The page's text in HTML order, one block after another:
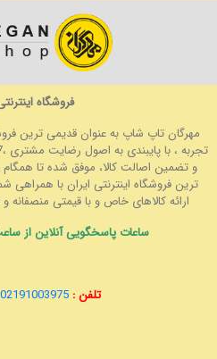
فروشگاه
مهرگان تاپ شاپ به عنوان قدیمی ترین
و تضمین اصالت کالا، موفق شده تا همگام
ترین فروشگاه اینترنتی ایران با همراهی
ارائه کالاهای خاص و با قیمتی
ساعات پاسخگویی آنلاین از ساعت 9 الی 19:30 می
تلفن : 02191003975